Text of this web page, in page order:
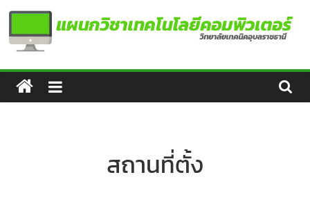
Skip
content
แผนก
วิชา
เทคโนโลยี
คอมพิวเตอร์
สถานที่ตั้ง